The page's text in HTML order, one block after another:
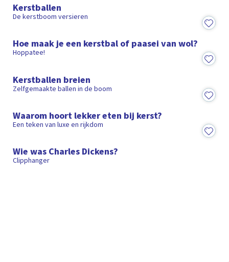
Kerstballen
De kerstboom versieren
Hoe maak je een kerstbal of paasei van wol?
Hoppatee!
Kerstballen breien
Zelfgemaakte ballen in de boom
Waarom hoort lekker eten bij kerst?
Een teken van luxe en rijkdom
Wie was Charles Dickens?
Clipphanger